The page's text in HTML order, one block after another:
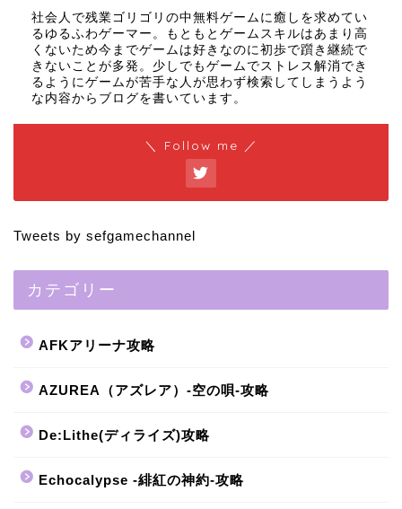
社会人で残業ゴリゴリの中無料ゲームに癒しを求めてい
るゆるふわゲーマー。もともとゲームスキルはあまり高
くないため今までゲームは好きなのに初歩で躓き継続で
きないことが多発。少しでもゲームでストレス解消でき
るようにゲームが苦手な人が思わず検索してしまうよう
な内容からブログを書いています。
＼ Follow me ／
Tweets by sefgamechannel
カテゴリー
AFKアリーナ攻略
AZUREA（アズレア）-空の唄-攻略
De:Lithe(ディライズ)攻略
Echocalypse -緋紅の神約-攻略